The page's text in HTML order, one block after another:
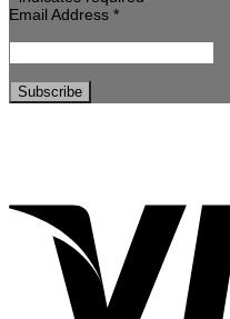
Email Address *